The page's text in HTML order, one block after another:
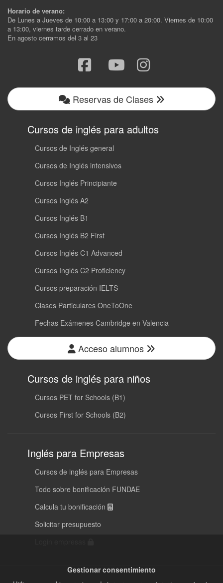
Horario de verano:
De Lunes a Jueves de 10:00 a 13:00 y 17:00 a 20:00. Viernes de 10:00
a 13:00, viernes tarde cerrado en verano.
En agosto cerramos del 3 al 23
Reservas de Clases
Cursos de inglés para adultos
Cursos de Inglés general
Cursos de Inglés intensivos
Cursos Inglés Principiante
Cursos Inglés A2
Cursos Inglés B1
Cursos Inglés B2 First
Cursos Inglés C1 Advanced
Cursos Inglés C2 Proficiency
Cursos preparación IELTS
Clases Particulares OneToOne
Fechas Exámenes Cambridge en Valencia
Acceso alumnos
Cursos de inglés para niños
Cursos PET for Schools (B1)
Cursos First for Schools (B2)
Inglés para Empresas
Cursos de inglés para Empresas
Todo sobre bonificación FUNDAE
Calcula tu bonificación
Solicitar presupuesto
Gestionar consentimiento